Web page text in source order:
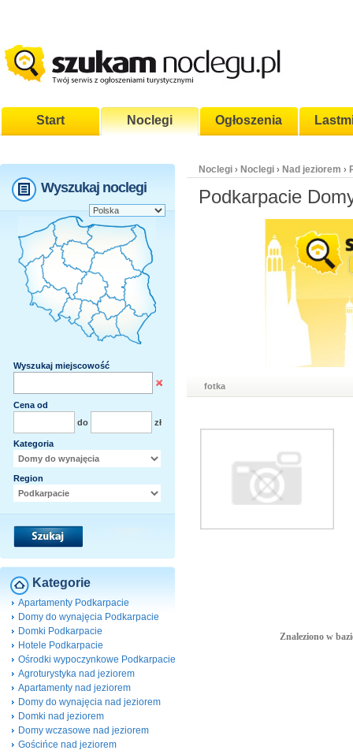
Start Noclegi Ogłoszenia
Wyszukaj noclegi
Wyszukaj miejscowość
Cena od
do
zł
Kategoria
Region
Kategorie
Apartamenty Podkarpacie
Domy do wynajęcia Podkarpacie
Domki Podkarpacie
Hotele Podkarpacie
Ośrodki wypoczynkowe Podkarpacie
Agroturystyka nad jeziorem
Apartamenty nad jeziorem
Domy do wynajęcia nad jeziorem
Domki nad jeziorem
Domy wczasowe nad jeziorem
Gościńce nad jeziorem
Noclegi › Noclegi › Nad jeziorem ›
Podkarpacie
fotka
Znaleziono w